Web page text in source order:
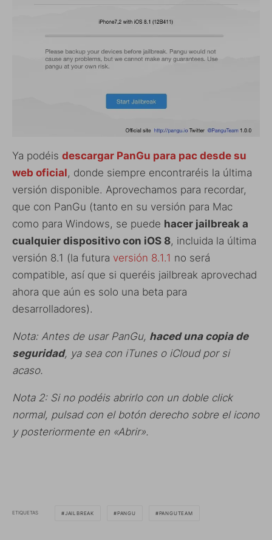
Ya podéis descargar PanGu para pac desde su
web oficial, donde siempre encontraréis la última
versión disponible. Aprovechamos para recordar,
que con PanGu (tanto en su versión para Mac
como para Windows, se puede hacer jailbreak a
cualquier dispositivo con iOS 8, incluida la última
versión 8.1 (la futura versión 8.1.1 no será
compatible, así que si queréis jailbreak aprovechad
ahora que aún es solo una beta para
desarrolladores).
Nota: Antes de usar PanGu, haced una copia de
seguridad, ya sea con iTunes o iCloud por si
acaso.
Nota 2: Si no podéis abrirlo con un doble click
normal, pulsad con el botón derecho sobre el icono
y posteriormente en «Abrir».
ETIQUETAS JAILBREAK PANGU PANGUTEAM